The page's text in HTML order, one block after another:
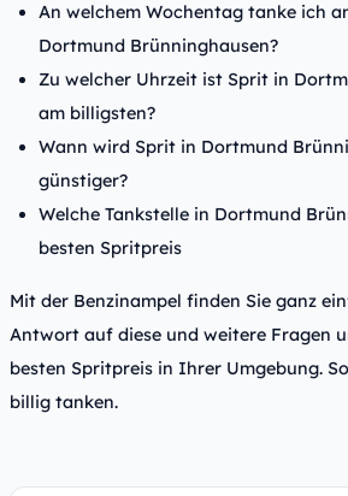
An welchem Wochentag tanke ich
Dortmund Brünninghausen?
Zu welcher Uhrzeit ist Sprit in
am billigsten?
Wann wird Sprit in Dortmund
günstiger?
Welche Tankstelle in Dortmund
besten Spritpreis
Mit der Benzinampel finden Sie ganz
Antwort auf diese und weitere Fragen
besten Spritpreis in Ihrer Umgebung.
billig tanken.